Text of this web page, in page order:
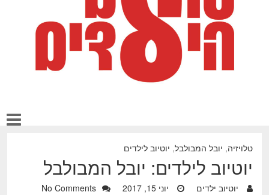
טלויזיה, יובל המבולבל, יוטיוב לילדים
יוטיוב לילדים: יובל המבולבל
יוטיוב ילדים יוני 15, 2017 No Comments